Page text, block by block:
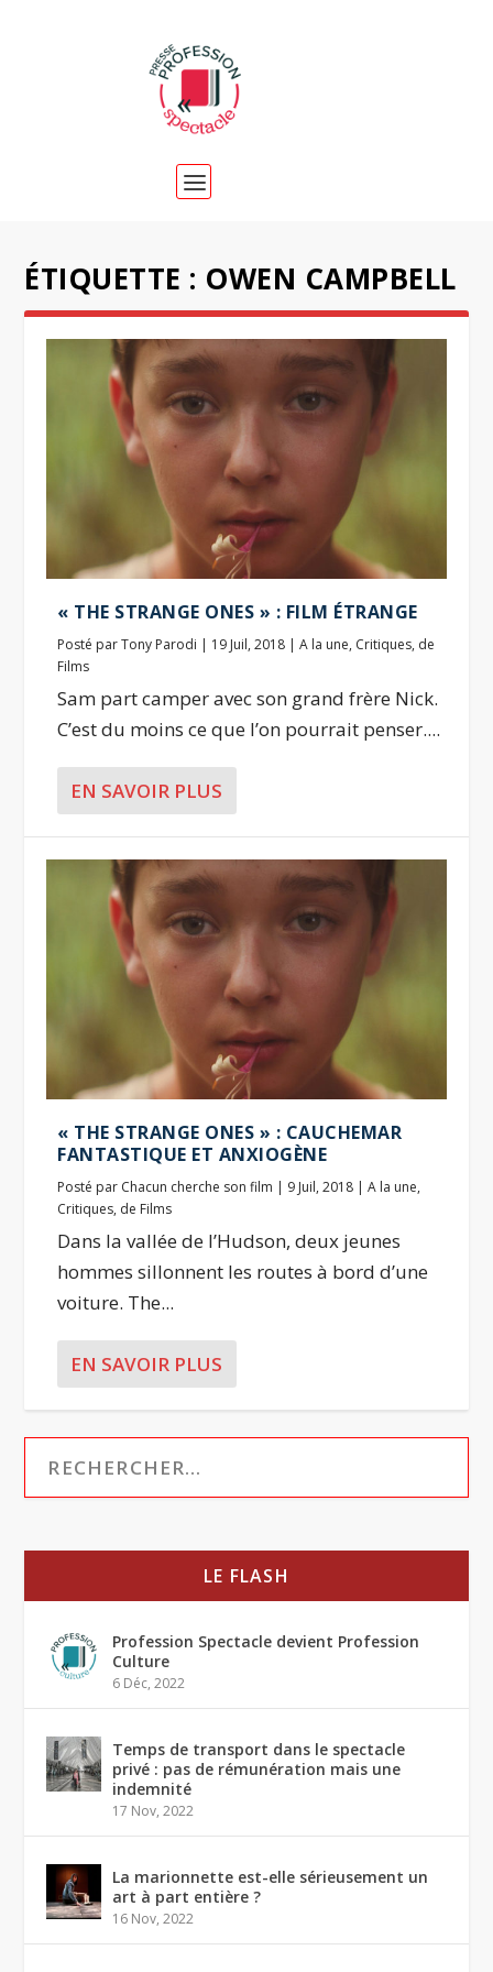
ÉTIQUETTE : OWEN CAMPBELL
« THE STRANGE ONES » : FILM ÉTRANGE
Posté parTony Parodi | 19 Juil, 2018 |A la une, Critiques, de
Films
Sam part camper avec son grand frère Nick.
C’est du moins ce que l’on pourrait penser....
EN SAVOIR PLUS
« THE STRANGE ONES » : CAUCHEMAR
FANTASTIQUE ET ANXIOGÈNE
Posté par Chacun cherche son film | 9 Juil, 2018 |A la une,
Critiques, de Films
Dans la vallée de l’Hudson, deux jeunes
hommes sillonnent les routes à bord d’une
voiture. The...
EN SAVOIR PLUS
LE FLASH
Profession Spectacle devient Profession
Culture
6 Déc, 2022
Temps de transport dans le spectacle
privé : pas de rémunération mais une
indemnité
17 Nov, 2022
La marionnette est-elle sérieusement un
art à part entière ?
16 Nov, 2022